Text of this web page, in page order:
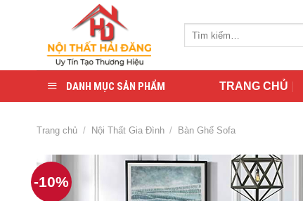
DANH MỤC SẢN PHẨM TRANG CHỦ
Trang chủ / Nội Thất Gia Đình / Bàn Ghế Sofa
-10%